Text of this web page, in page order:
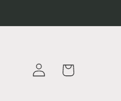
EinloggenWarenkorb